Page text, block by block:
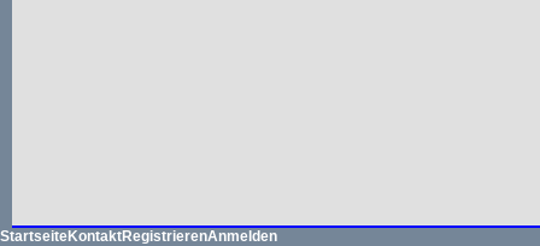
StartseiteKontaktRegistrierenAnmelden